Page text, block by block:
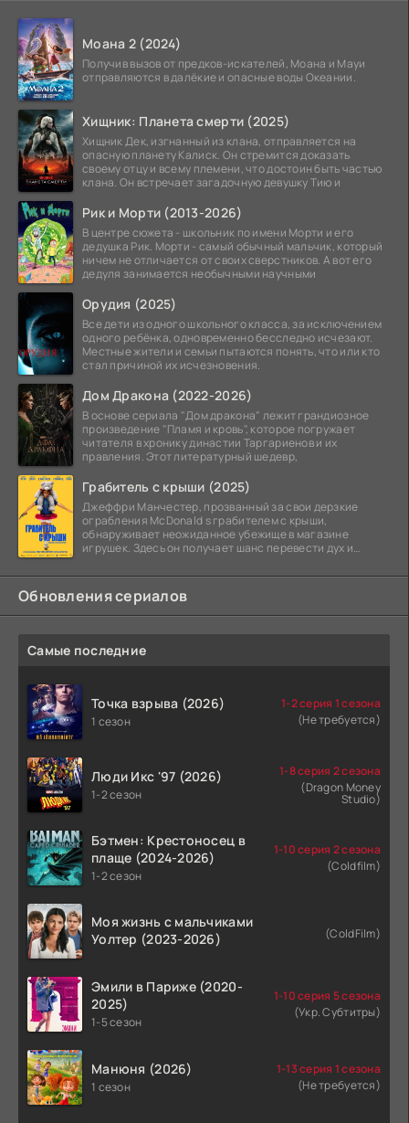
Моана 2 (2024)
Получив вызов от предков-искателей, Моана и Мауи
отправляются в далёкие и опасные воды Океании.
Хищник: Планета смерти (2025)
Хищник Дек, изгнанный из клана, отправляется на
опасную планету Калиск. Он стремится доказать
своему отцу и всему племени, что достоин быть частью
клана. Он встречает загадочную девушку Тию и
Рик и Морти (2013-2026)
В центре сюжета - школьник по имени Морти и его
дедушка Рик. Морти - самый обычный мальчик, который
ничем не отличается от своих сверстников. А вот его
дедуля занимается необычными научными
Орудия (2025)
Все дети из одного школьного класса, за исключением
одного ребёнка, одновременно бесследно исчезают.
Местные жители и семьи пытаются понять, что или кто
стал причиной их исчезновения.
Дом Дракона (2022-2026)
В основе сериала "Дом дракона" лежит грандиозное
произведение "Пламя и кровь", которое погружает
читателя в хронику династии Таргариенов и их
правления. Этот литературный шедевр,
Грабитель с крыши (2025)
Джеффри Манчестер, прозванный за свои дерзкие
ограбления McDonald s грабителем с крыши,
обнаруживает неожиданное убежище в магазине
игрушек. Здесь он получает шанс перевести дух и
Обновления сериалов
Самые последние
Точка взрыва (2026)
1 сезон
1-2 серия 1 сезона
(Не требуется)
Люди Икс '97 (2026)
1-2 сезон
1-8 серия 2 сезона
(Dragon Money
Studio)
Бэтмен: Крестоносец в
плаще (2024-2026)
1-2 сезон
1-10 серия 2 сезона
(Coldfilm)
Моя жизнь с мальчиками
Уолтер (2023-2026)
(ColdFilm)
Эмили в Париже (2020-
2025)
1-5 сезон
1-10 серия 5 сезона
(Укр. Субтитры)
Манюня (2026)
1 сезон
1-13 серия 1 сезона
(Не требуется)